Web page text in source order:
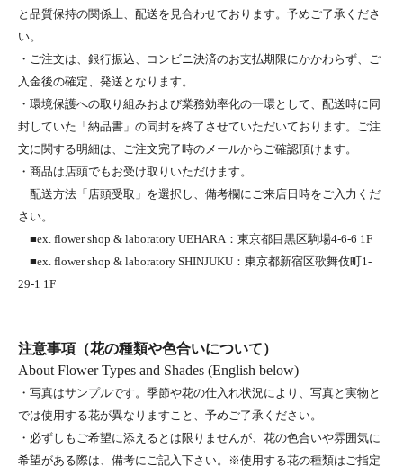
と品質保持の関係上、配送を見合わせております。予めご了承くださ
い。
・ご注文は、銀行振込、コンビニ決済のお支払期限にかかわらず、ご
入金後の確定、発送となります。
・環境保護への取り組みおよび業務効率化の一環として、配送時に同
封していた「納品書」の同封を終了させていただいております。ご注
文に関する明細は、ご注文完了時のメールからご確認頂けます。
・商品は店頭でもお受け取りいただけます。
配送方法「店頭受取」を選択し、備考欄にご来店日時をご入力くだ
さい。
■ex. flower shop & laboratory UEHARA：東京都目黒区駒場4-6-6 1F
■ex. flower shop & laboratory SHINJUKU：東京都新宿区歌舞伎町1-
29-1 1F
注意事項（花の種類や色合いについて）
About Flower Types and Shades (English below)
・写真はサンプルです。季節や花の仕入れ状況により、写真と実物と
では使用する花が異なりますこと、予めご了承ください。
・必ずしもご希望に添えるとは限りませんが、花の色合いや雰囲気に
希望がある際は、備考にご記入下さい。※使用する花の種類はご指定